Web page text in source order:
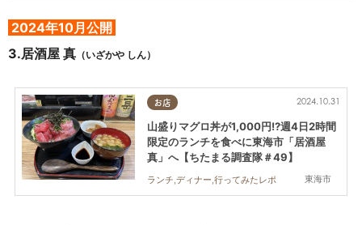
2024年10月公開
3.居酒屋 真 （いざかや しん）
お店
東海市
2024.10.31
山盛りマグロ丼が1,000円!?週4日2時間
限定のランチを食べに東海市「居酒屋
真」へ【ちたまる調査隊＃49】
ランチ,ディナー,行ってみたレポ